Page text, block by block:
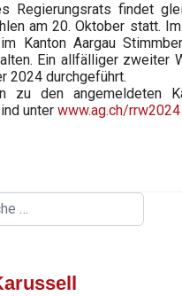
Regierungsrats findet
am 20. Oktober statt.
Kanton Aargau
Ein allfälliger zweiter
2024 durchgeführt.
zu den angemeldeten
unter www.ag.ch/rrw2024